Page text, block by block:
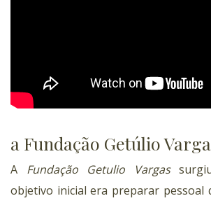
a Fundação Getúlio
A Fundação Getulio Vargas
objetivo inicial era preparar pessoal